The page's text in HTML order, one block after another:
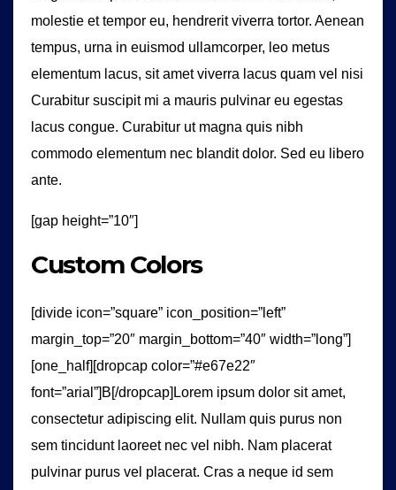
molestie et tempor eu, hendrerit viverra tortor. Aenean
tempus, urna in euismod ullamcorper, leo metus
elementum lacus, sit amet viverra lacus quam vel nisi
Curabitur suscipit mi a mauris pulvinar eu egestas
lacus congue. Curabitur ut magna quis nibh
commodo elementum nec blandit dolor. Sed eu libero
ante.
[gap height=”10″]
Custom Colors
[divide icon=”square” icon_position=”left”
margin_top=”20″ margin_bottom=”40″ width=”long”]
[one_half][dropcap color=”#e67e22″
font=”arial”]B[/dropcap]Lorem ipsum dolor sit amet,
consectetur adipiscing elit. Nullam quis purus non
sem tincidunt laoreet nec vel nibh. Nam placerat
pulvinar purus vel placerat. Cras a neque id sem